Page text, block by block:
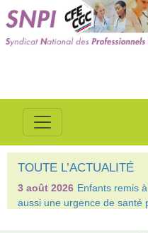
TOUTE L’ACTUALITÉ
3 août 2026 Enfants remis
aussi une urgence de santé